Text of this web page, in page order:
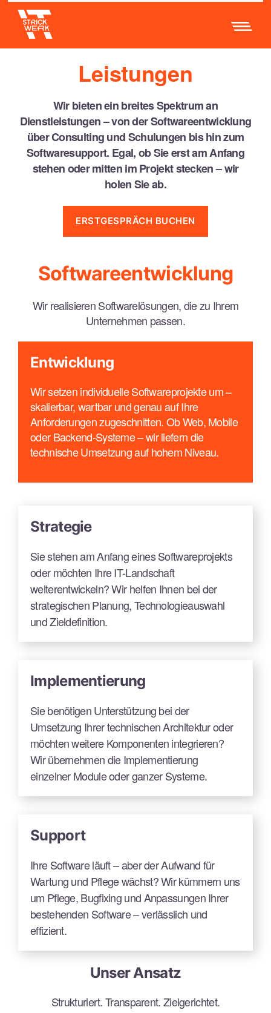
Leistungen
Wir bieten ein breites Spektrum an
Dienstleistungen – von der Softwareentwicklung
über Consulting und Schulungen bis hin zum
Softwaresupport. Egal, ob Sie erst am Anfang
stehen oder mitten im Projekt stecken–wir
holen Sie ab.
ERSTGESPRÄCH BUCHEN
Softwareentwicklung
Wir realisieren Softwarelösungen, die zu Ihrem
Unternehmen passen.
Entwicklung
Wir setzen individuelle Softwareprojekte um –
skalierbar, wartbar und genau auf Ihre
Anforderungen zugeschnitten. Ob Web, Mobile
oder Backend-Systeme – wir liefern die
technische Umsetzung auf hohem Niveau.
Strategie
Sie stehen am Anfang eines Softwareprojekts
oder möchten Ihre IT-Landschaft
weiterentwickeln? Wir helfen Ihnen bei der
strategischen Planung, Technologieauswahl
und Zieldefinition.
Implementierung
Sie benötigen Unterstützung bei der
Umsetzung Ihrer technischen Architektur oder
möchten weitere Komponenten integrieren?
Wir übernehmen die Implementierung
einzelner Module oder ganzer Systeme.
Support
Ihre Software läuft – aber der Aufwand für
Wartung und Pflege wächst? Wir kümmern uns
um Pflege, Bugfixing und Anpassungen Ihrer
bestehenden Software – verlässlich und
effizient.
Unser Ansatz
Strukturiert. Transparent. Zielgerichtet.